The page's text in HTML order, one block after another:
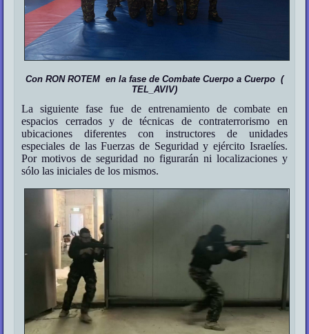
Con RON ROTEM en la fase de Combate Cuerpo a Cuerpo (
TEL_AVIV)
La siguiente fase fue de entrenamiento de combate en
espacios cerrados y de técnicas de contraterrorismo en
ubicaciones diferentes con instructores de unidades
especiales de las Fuerzas de Seguridad y ejército Israelíes.
Por motivos de seguridad no figurarán ni localizaciones y
sólo las iniciales de los mismos.